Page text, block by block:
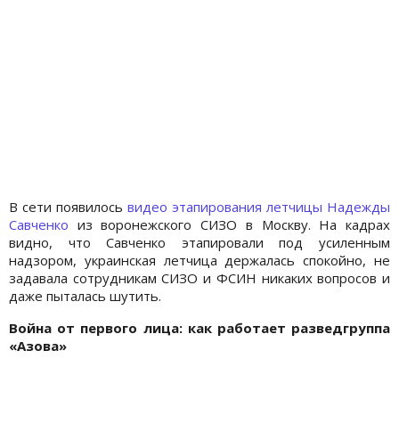
В сети появилось видео этапирования летчицы Надежды
Савченко из воронежского СИЗО в Москву. На кадрах
видно, что Савченко этапировали под усиленным
надзором, украинская летчица держалась спокойно, не
задавала сотрудникам СИЗО и ФСИН никаких вопросов и
даже пыталась шутить.
Война от первого лица: как работает разведгруппа
«Азова»